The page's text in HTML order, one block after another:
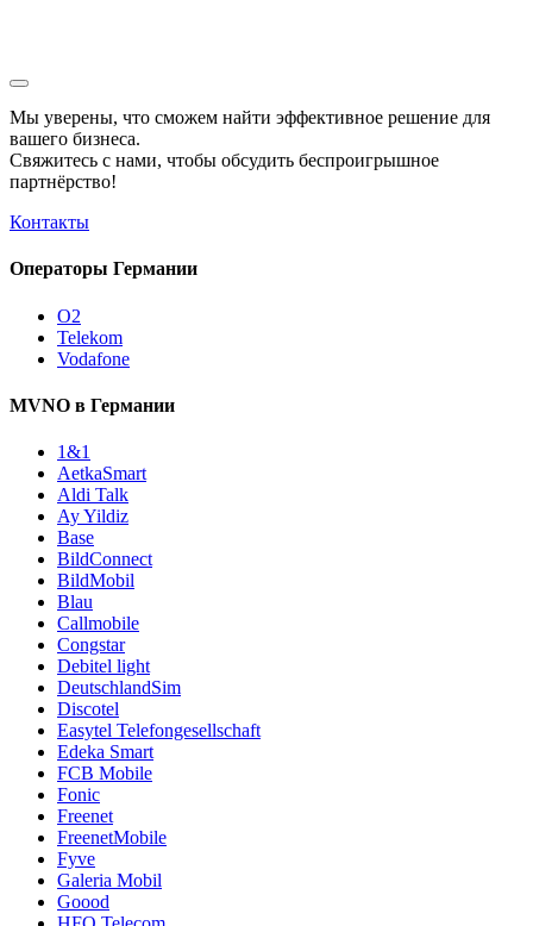
Мы уверены, что сможем найти эффективное решение для
вашего бизнеса.
Свяжитесь с нами, чтобы обсудить беспроигрышное
партнёрство!
Контакты
Операторы Германии
O2
Telekom
Vodafone
MVNO в Германии
1&1
AetkaSmart
Aldi Talk
Ay Yildiz
Base
BildConnect
BildMobil
Blau
Callmobile
Congstar
Debitel light
DeutschlandSim
Discotel
Easytel Telefongesellschaft
Edeka Smart
FCB Mobile
Fonic
Freenet
FreenetMobile
Fyve
Galeria Mobil
Goood